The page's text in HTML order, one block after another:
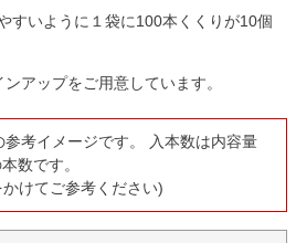
すいように１袋に100本くくりが10個
アップをご用意しています。
考イメージです。 入本数は内容量
数です。
けてご参考ください)